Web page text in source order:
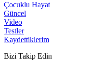
Çocuklu Hayat
Güncel
Video
Testler
Kaydettiklerim
Bizi Takip Edin